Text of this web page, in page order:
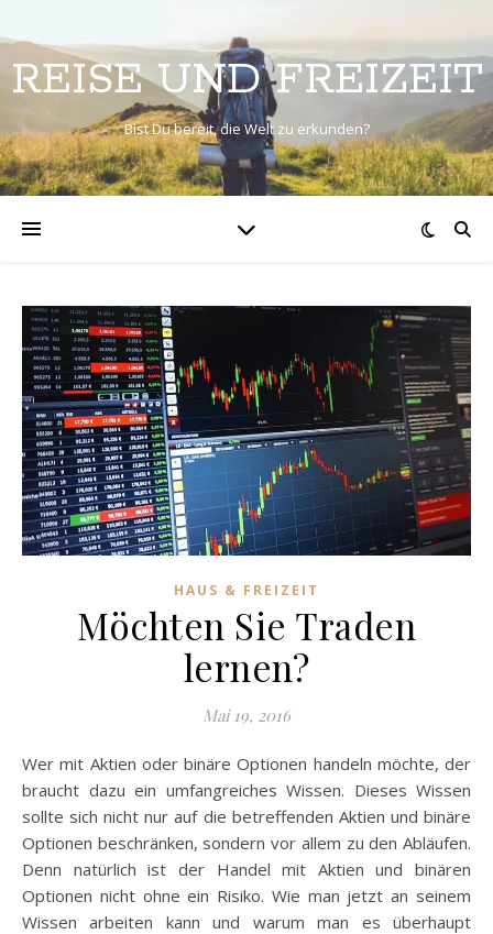
REISE UND FREIZEIT
Bist Du bereit, die Welt zu erkunden?
HAUS & FREIZEIT
Möchten Sie Traden
lernen?
Mai 19, 2016
Wer mit Aktien oder binäre Optionen handeln möchte, der
braucht dazu ein umfangreiches Wissen. Dieses Wissen
sollte sich nicht nur auf die betreffenden Aktien und binäre
Optionen beschränken, sondern vor allem zu den Abläufen.
Denn natürlich ist der Handel mit Aktien und binären
Optionen nicht ohne ein Risiko. Wie man jetzt an seinem
Wissen arbeiten kann und warum man es überhaupt